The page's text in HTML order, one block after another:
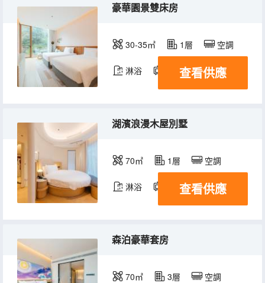
豪華園景雙床房
30-35㎡ 1層 空調
淋浴 電視機
查看供應
湖濱浪漫木屋別墅
70㎡ 1層 空調
淋浴 電視機
查看供應
森泊豪華套房
70㎡ 3層 空調